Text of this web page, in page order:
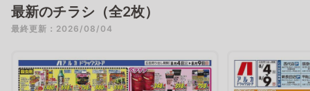
最新のチラシ（全2枚）
最終更新：2026/08/04